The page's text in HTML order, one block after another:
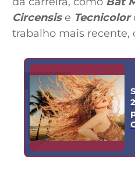
Circensise Tecnicolor
trabalho mais recente,